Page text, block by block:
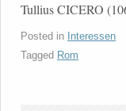
Tullius CICERO
Posted in Interessen
Tagged Rom